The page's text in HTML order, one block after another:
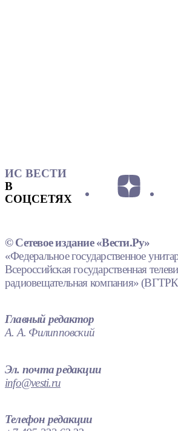
ИС ВЕСТИ
В
СОЦСЕТЯХ
© Сетевое издание «Вести.Ру»
«Федеральное государственное
Всероссийская государственная
радиовещательная компания»
Главный редактор
А. А. Филипповский
Эл. почта редакции
info@vesti.ru
Телефон редакции